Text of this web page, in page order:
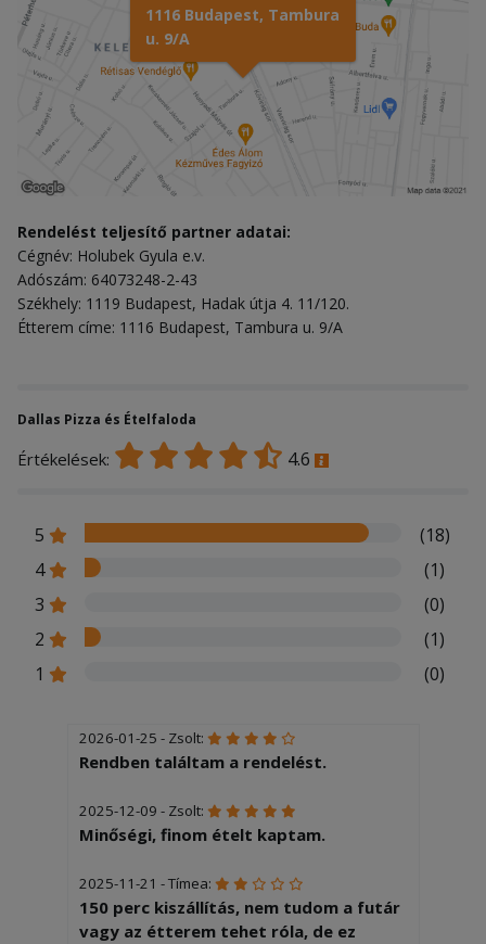
1116 Budapest, Tambura
u. 9/A
Rendelést teljesítő partner adatai:
Cégnév: Holubek Gyula e.v.
Adószám: 64073248-2-43
Székhely: 1119 Budapest, Hadak útja 4. 11/120.
Étterem címe: 1116 Budapest, Tambura u. 9/A
Dallas Pizza és Ételfaloda
Értékelések: 4.6
5
(18)
4
(1)
3
(0)
2
(1)
1
(0)
2026-01-25 - Zsolt:
Rendben találtam a rendelést.
2025-12-09 - Zsolt:
Minőségi, finom ételt kaptam.
2025-11-21 - Tímea:
150 perc kiszállítás, nem tudom a futár
vagy az étterem tehet róla, de ez